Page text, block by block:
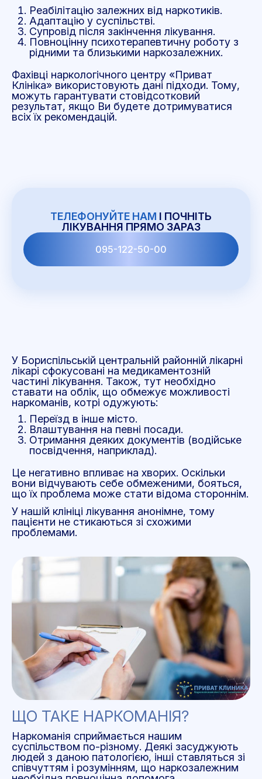
Реабілітацію залежних від наркотиків.
Адаптацію у суспільстві.
Супровід після закінчення лікування.
Повноцінну психотерапевтичну роботу з
рідними та близькими наркозалежних.
Фахівці наркологічного центру «Приват
Клініка» використовують дані підходи. Тому,
можуть гарантувати стовідсотковий
результат, якщо Ви будете дотримуватися
всіх їх рекомендацій.
ТЕЛЕФОНУЙТЕ НАМ І ПОЧНІТЬ
ЛІКУВАННЯ ПРЯМО ЗАРАЗ
095-122-50-00
У Бориспільській центральній районній лікарні
лікарі сфокусовані на медикаментозній
частині лікування. Також, тут необхідно
ставати на облік, що обмежує можливості
наркоманів, котрі одужують:
Переїзд в інше місто.
Влаштування на певні посади.
Отримання деяких документів (водійське
посвідчення, наприклад).
Це негативно впливає на хворих. Оскільки
вони відчувають себе обмеженими, бояться,
що їх проблема може стати відома стороннім.
У нашій клініці лікування анонімне, тому
пацієнти не стикаються зі схожими
проблемами.
ЩО ТАКЕ НАРКОМАНІЯ?
Наркоманія сприймається нашим
суспільством по-різному. Деякі засуджують
людей з даною патологією, інші ставляться зі
співчуттям і розумінням, що наркозалежним